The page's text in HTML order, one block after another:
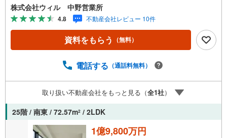
スムーズ◆衣類や小物をすっきりしまえるWIC付き◆各部
屋に収納スペース有り◆掃除道具や日用品をサッとしまえ
る廊下収納◆全室から出入りできるL型バルコニー◆浴室乾
燥暖房機＆オートバスで、いつでも快適バスタイム◆ゲス
トルーム・スカイラウンジなど共用施設が充実◆タワーマ
0:00～19:00】上記時間はお電話が繋がりやすくなっており
は「室内・現地を見学する（無料）」ボタンよりご希望の
日時をご記入いただけますとスムーズにご案内が可能で
す。【ウィル不動産販売はここが強み】（1）住宅ローンに
精通したローン専門部署があります！（2）施工実績多数の
リフォーム部門も社内にあります！（3）定休日なし！
株式会社ウィル 中野営業所
4.8 不動産会社レビュー 10件
資料をもらう （無料）
電話する （通話料無料）
取り扱い不動産会社をもっと見る（全1社）
25階 / 南東 / 72.57m2 / 2LDK
1億9,800万円